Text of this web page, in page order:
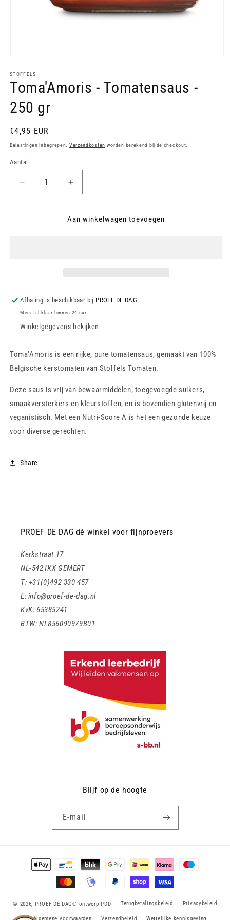
openen
in
modaal
STOFFELS
Toma'Amoris - Tomatensaus -
250 gr
Normale
prijs
€4,95 EUR
Belastingen inbegrepen. Verzendkosten worden berekend bij de checkout.
Aantal
Aantal
verlagen
voor
Toma&#39;Amoris
-
Aantal
verhogen
voor
Toma&#39;Amoris
-
Aan winkelwagen toevoegen
Afhaling is beschikbaar bij PROEF DE DAG
Meestal klaar binnen 24 uur
Winkelgegevens bekijken
Toma′Amoris is een rijke, pure tomatensaus, gemaakt van 100%
Belgische kerstomaten van Stoffels Tomaten.
Deze saus is vrij van bewaarmiddelen, toegevoegde suikers,
smaakversterkers en kleurstoffen, en is bovendien glutenvrij en
veganistisch. Met een Nutri-Score A is het een gezonde keuze
voor diverse gerechten.
Share
PROEF DE DAG dé winkel voor fijnproevers
Kerkstraat 17
NL-5421KX GEMERT
T: +31(0)492 330 457
E: info@proef-de-dag.nl
KvK: 65385241
BTW: NL856090979B01
Blijf op de hoogte
E‑mail
Betaalmethoden
© 2026, PROEF DE DAG® ontwerp PDD Terugbetalingsbeleid Privacybeleid